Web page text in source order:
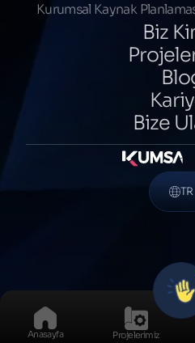
Kurumsal Kaynak
Biz
Bize
TR
Anasayfa Projelerimiz